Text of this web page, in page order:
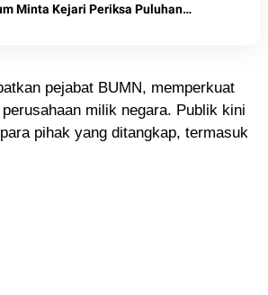
Minta Kejari Periksa Puluhan
pejabat BUMN, memperkuat
milik negara. Publik kini
pihak yang ditangkap, termasuk